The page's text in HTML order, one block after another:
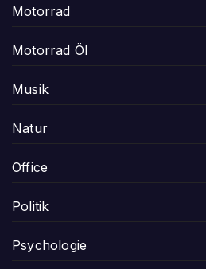
Motorrad
Motorrad Öl
Musik
Natur
Office
Politik
Psychologie